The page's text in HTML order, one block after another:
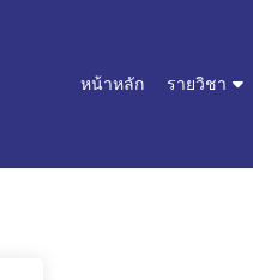
หน้าหลัก รายวิชา